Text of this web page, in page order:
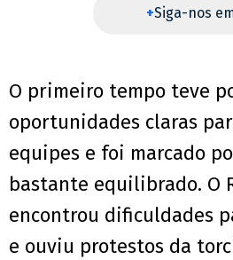
+Siga-nos
O primeiro tempo teve
oportunidades claras
equipes e foi marcado
bastante equilibrado. O
encontrou dificuldades
e ouviu protestos da